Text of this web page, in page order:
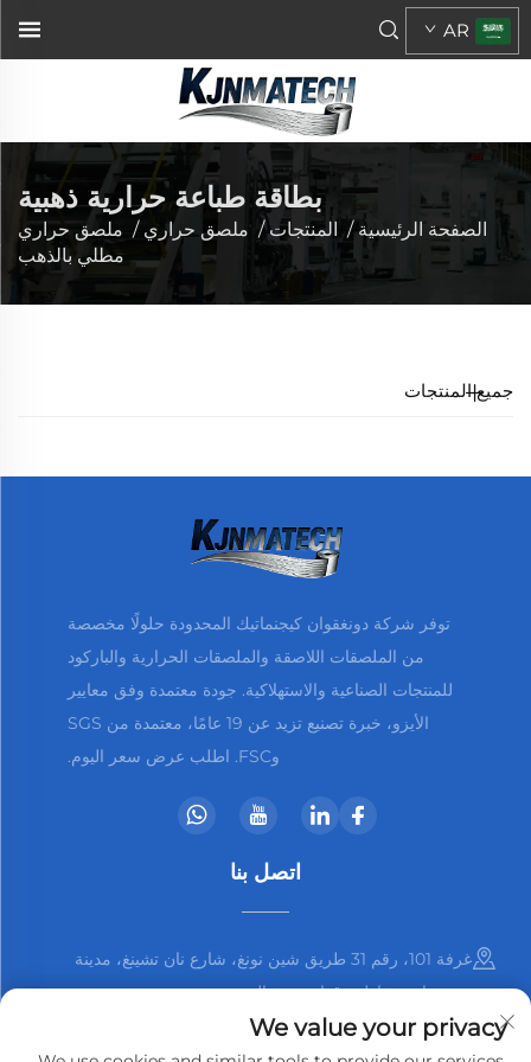
AR
بطاقة طباعة حرارية ذهبية
الصفحة الرئيسية/ المنتجات/ملصق حراري / ملصق حراري
مطلي بالذهب
جميع المنتجات
توفر شركة دونغقوان كيجنماتيك المحدودة حلولًا مخصصة
من الملصقات اللاصقة والملصقات الحرارية والباركود
للمنتجات الصناعية والاستهلاكية. جودة معتمدة وفق معايير
الأيزو، خبرة تصنيع تزيد عن 19 عامًا، معتمدة من SGS
وFSC. اطلب عرض سعر اليوم.
اتصل بنا
غرفة 101، رقم 31 طريق شين نونغ، شارع نان تشينغ، مدينة
دونغقوان، مقاطعة قوانغدونغ، الصين
We value your privacy